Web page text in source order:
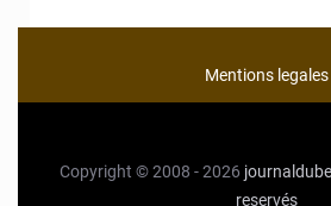
Mentions legales
Copyright © 2008 - 2026
reservés